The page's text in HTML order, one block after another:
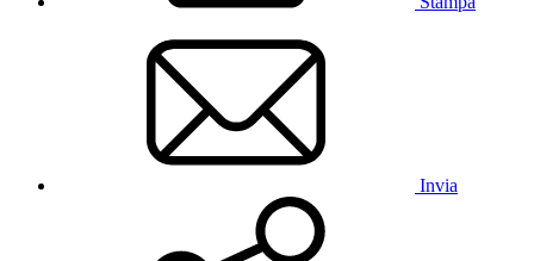
Invia